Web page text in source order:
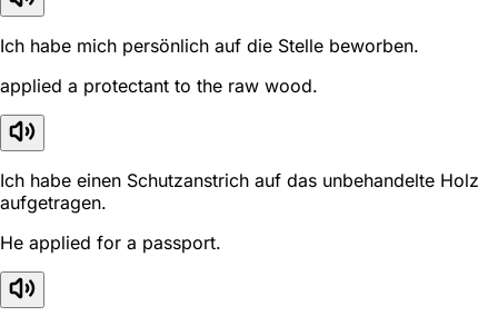
Ich habe mich persönlich auf die Stelle beworben.
applied a protectant to the raw wood.
Ich habe einen Schutzanstrich auf das unbehandelte Holz
aufgetragen.
He applied for a passport.